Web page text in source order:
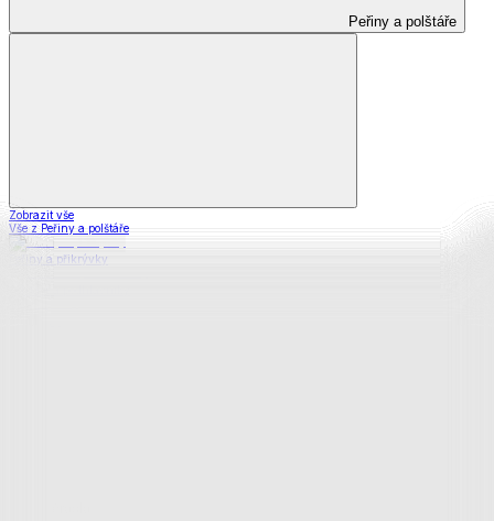
Peřiny a polštáře
Zobrazit vše
Vše z Peřiny a polštáře
Peřiny a přikrývky